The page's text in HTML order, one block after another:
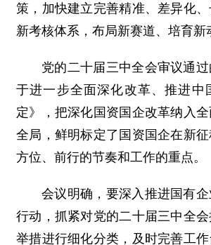
策，加快建立完善精准、差异化
新考核体系，布局新赛道、培育新
党的二十届三中全会审议通
于进一步全面深化改革、推进中
定》，把深化国资国企改革纳入
全局，鲜明标定了国资国企在新
方位、前行的节奏和工作的重点。
会议明确，要深入推进国有
行动，抓紧对党的二十届三中全
举措进行细化分类，及时完善工